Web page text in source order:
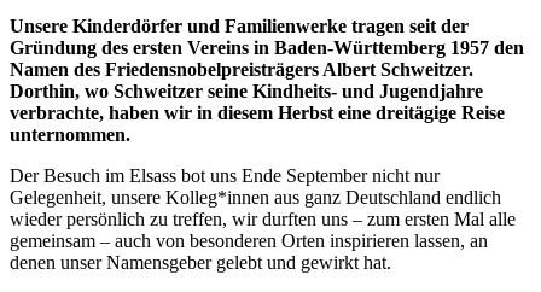
Unsere Kinderdörfer und Familienwerke tragen seit der
Gründung des ersten Vereins in Baden-Württemberg 1957 den
Namen des Friedensnobelpreisträgers Albert Schweitzer.
Dorthin, wo Schweitzer seine Kindheits- und Jugendjahre
verbrachte, haben wir in diesem Herbst eine dreitägige Reise
unternommen.
Der Besuch im Elsass bot uns Ende September nicht nur
Gelegenheit, unsere Kolleg*innen aus ganz Deutschland endlich
wieder persönlich zu treffen, wir durften uns – zum ersten Mal alle
gemeinsam – auch von besonderen Orten inspirieren lassen, an
denen unser Namensgeber gelebt und gewirkt hat.